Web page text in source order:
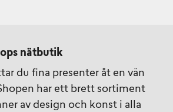
nätbutik
du fina presenter åt en vän
har ett brett sortiment
av design och konst i alla